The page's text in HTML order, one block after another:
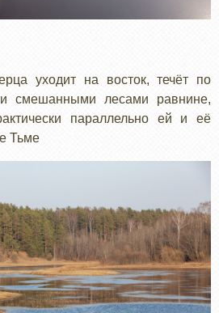
уходит на восток, течёт по
смешанными лесами равнине,
параллельно ей и её
Тьме